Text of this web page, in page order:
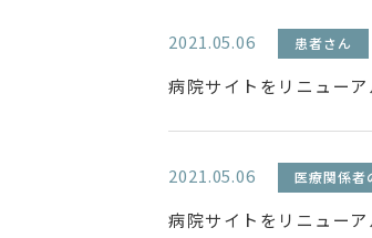
2021.05.06 患者さん
病院サイトをリニュー
2021.05.06 医療関係者
病院サイトをリニュー